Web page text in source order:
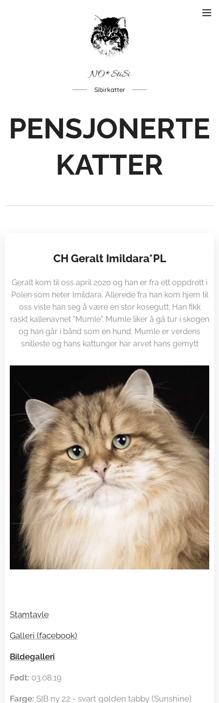
NO*StiSi
Sibirkatter
PENSJONERTE
KATTER
CH Geralt Imildara*PL
Geralt kom til oss april 2020 og han er fra ett oppdrett i
Polen som heter Imildara. Allerede fra han kom hjem til
oss viste han seg å være en stor kosegutt. Han fikk
raskt kallenavnet "Mumle". Mumle liker å gå tur i skogen
og han går i bånd som en hund. Mumle er verdens
snilleste og hans kattunger har arvet hans gemytt
Stamtavle
Galleri (facebook)
Bildegalleri
Født: 03.08.19
Farge: SIB ny 22 - svart golden tabby (Sunshine)